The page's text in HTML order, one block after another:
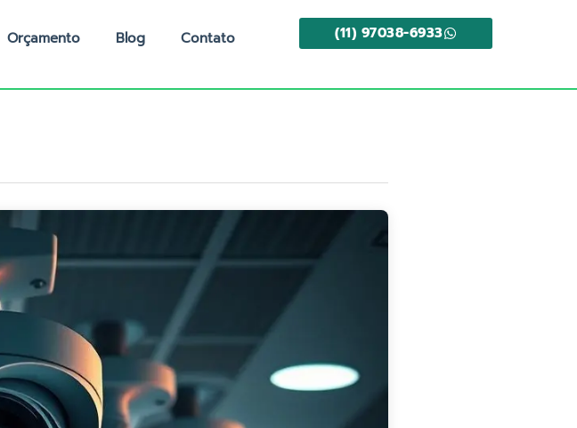
Orçamento Blog Contato (11) 97038-6933